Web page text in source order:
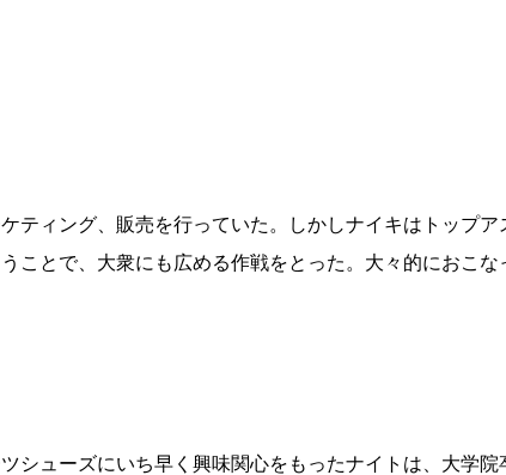
ティング、販売を行っていた。しかしナイキはトップ
ことで、大衆にも広める作戦をとった。大々的におこ
シューズにいち早く興味関心をもったナイトは、大学